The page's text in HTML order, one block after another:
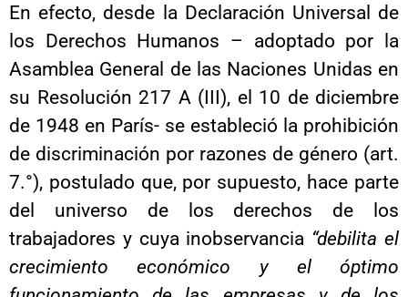
En efecto, desde la Declaración Universal de
los Derechos Humanos – adoptado por la
Asamblea General de las Naciones Unidas en
su Resolución 217 A (III), el 10 de diciembre
de 1948 en París- se estableció la prohibición
de discriminación por razones de género (art.
7.°), postulado que, por supuesto, hace parte
del universo de los derechos de los
trabajadores y cuya inobservancia “debilita el
crecimiento económico y el óptimo